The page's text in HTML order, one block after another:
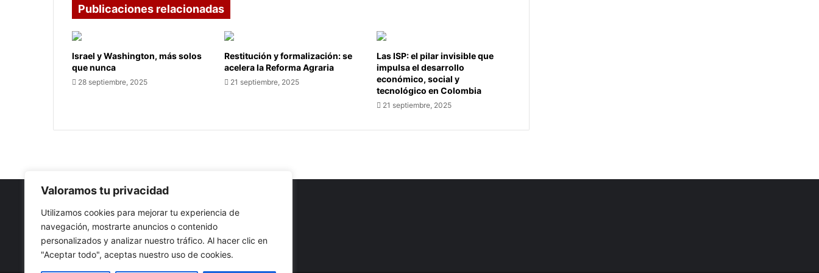
Valoramos tu privacidad
Utilizamos cookies para mejorar tu experiencia de
navegación, mostrarte anuncios o contenido
personalizados y analizar nuestro tráfico. Al hacer clic en
"Aceptar todo", aceptas nuestro uso de cookies.
Publicaciones relacionadas
Israel y Washington, más solos
que nunca
28 septiembre, 2025
Restitución y formalización: se
acelera la Reforma Agraria
21 septiembre, 2025
Las ISP: el pilar invisible que
impulsa el desarrollo
económico, social y
tecnológico en Colombia
21 septiembre, 2025
Nuestro propósito: Compartir opinión, actualidad y noticias
con la mejor calidad y sin censura.